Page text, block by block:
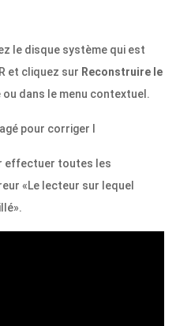
le disque système qui est
et cliquez sur Reconstruire le
ou dans le menu contextuel.
effectuer toutes les
«Le lecteur sur lequel